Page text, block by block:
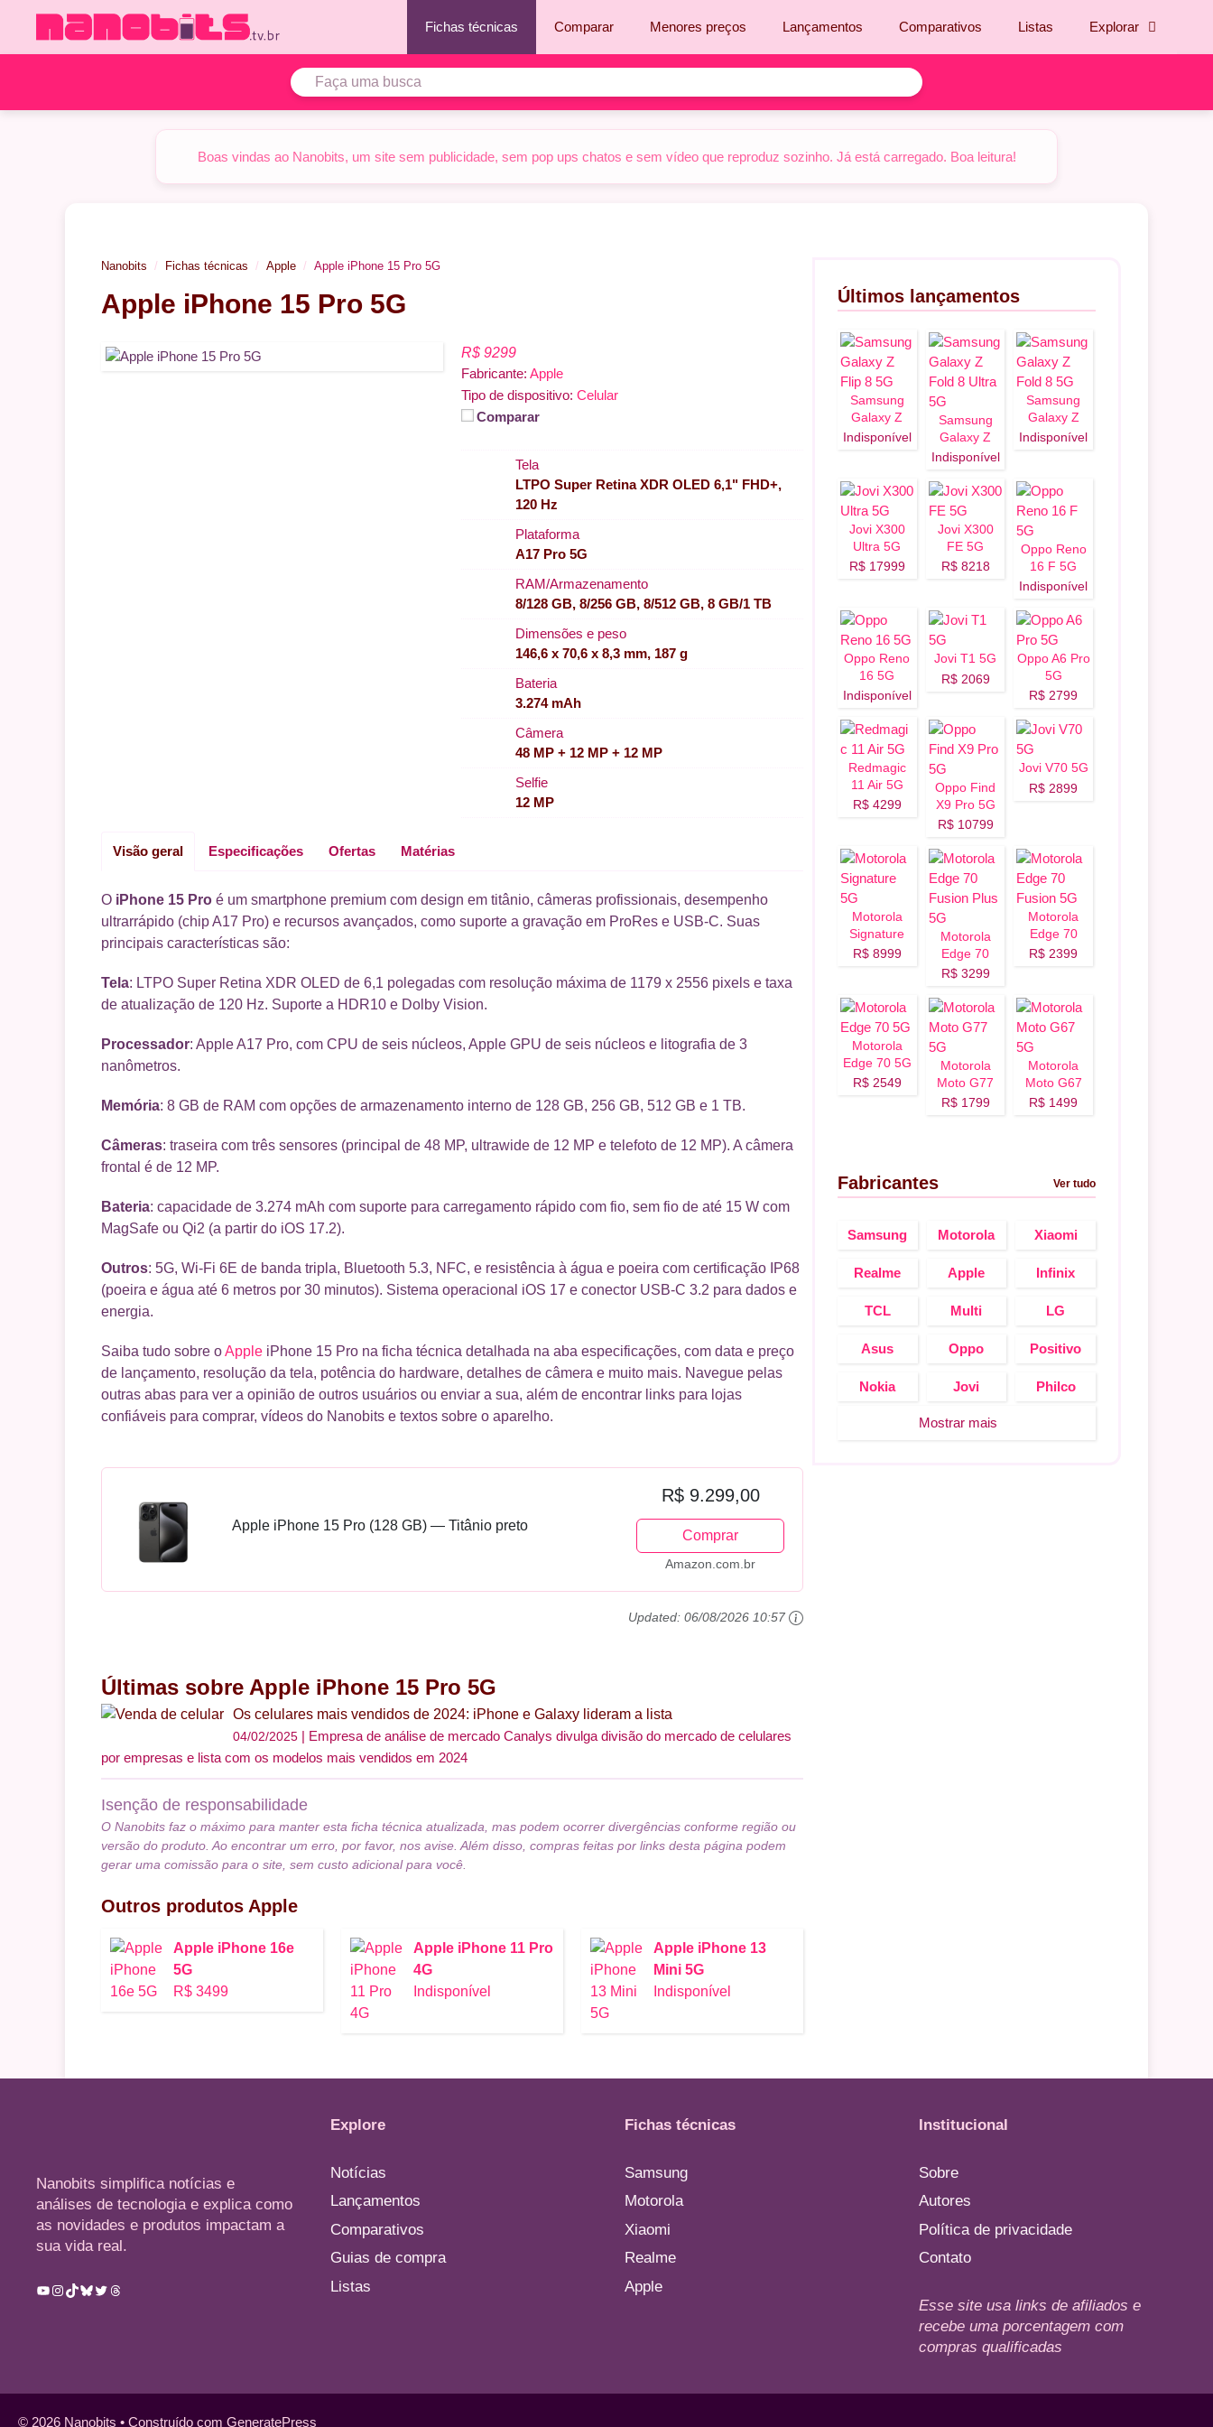
o
Fichas técnicas Comparar Menores preços Lançamentos Comparativos Listas Explorar
Boas vindas ao Nanobits, um site sem publicidade, sem pop ups chatos e sem vídeo que reproduz sozinho. Já está carregado. Boa leitura!
Nanobits Fichas técnicas Apple Apple iPhone 15 Pro 5G
Apple iPhone 15 Pro 5G
R$ 9299
Fabricante: Apple
Tipo de dispositivo: Celular
Comparar
Tela
LTPO Super Retina XDR OLED 6,1" FHD+,
120 Hz
Plataforma
A17 Pro 5G
RAM/Armazenamento
8/128 GB, 8/256 GB, 8/512 GB, 8 GB/1 TB
Dimensões e peso
146,6 x 70,6 x 8,3 mm, 187 g
Bateria
3.274 mAh
Câmera
48 MP + 12 MP + 12 MP
Selfie
12 MP
Visão geral Especificações Ofertas Matérias
O iPhone 15 Pro é um smartphone premium com design em titânio, câmeras profissionais, desempenho
ultrarrápido (chip A17 Pro) e recursos avançados, como suporte a gravação em ProRes e USB-C. Suas
principais características são:
Tela: LTPO Super Retina XDR OLED de 6,1 polegadas com resolução máxima de 1179 x 2556 pixels e taxa
de atualização de 120 Hz. Suporte a HDR10 e Dolby Vision.
Processador: Apple A17 Pro, com CPU de seis núcleos, Apple GPU de seis núcleos e litografia de 3
nanômetros.
Memória: 8 GB de RAM com opções de armazenamento interno de 128 GB, 256 GB, 512 GB e 1 TB.
Câmeras: traseira com três sensores (principal de 48 MP, ultrawide de 12 MP e telefoto de 12 MP). A câmera
frontal é de 12 MP.
Bateria: capacidade de 3.274 mAh com suporte para carregamento rápido com fio, sem fio de até 15 W com
MagSafe ou Qi2 (a partir do iOS 17.2).
Outros: 5G, Wi-Fi 6E de banda tripla, Bluetooth 5.3, NFC, e resistência à água e poeira com certificação IP68
(poeira e água até 6 metros por 30 minutos). Sistema operacional iOS 17 e conector USB-C 3.2 para dados e
energia.
Saiba tudo sobre oApple iPhone 15 Pro na ficha técnica detalhada na aba especificações, com data e preço
de lançamento, resolução da tela, potência do hardware, detalhes de câmera e muito mais. Navegue pelas
outras abas para ver a opinião de outros usuários ou enviar a sua, além de encontrar links para lojas
confiáveis para comprar, vídeos do Nanobits e textos sobre o aparelho.
Apple iPhone 15 Pro (128 GB) — Titânio preto
R$ 9.299,00
Comprar
Amazon.com.br
Updated: 06/08/2026 10:57
Últimas sobre Apple iPhone 15 Pro 5G
Os celulares mais vendidos de 2024: iPhone e Galaxy lideram a lista
04/02/2025
Empresa de análise de mercado Canalys divulga divisão do mercado de celulares
por empresas e lista com os modelos mais vendidos em 2024
Isenção de responsabilidade
O Nanobits faz o máximo para manter esta ficha técnica atualizada, mas podem ocorrer divergências conforme região ou
versão do produto. Ao encontrar um erro, por favor, nos avise. Além disso, compras feitas por links desta página podem
gerar uma comissão para o site, sem custo adicional para você.
Outros produtos Apple
Apple iPhone 16e
5G
R$ 3499
Apple iPhone 11 Pro
4G
Indisponível
Apple iPhone 13
Mini 5G
Indisponível
Últimos lançamentos
Samsung
Galaxy Z
Flip 8 5G
Indisponível
Samsung
Galaxy Z
Fold 8 Ultra
Indisponível
Samsung
Galaxy Z
Fold 8 5G
Indisponível
Jovi X300
Ultra 5G
R$ 17999
Jovi X300
FE 5G
R$ 8218
Oppo Reno
16 F 5G
Indisponível
Oppo Reno
16 5G
Indisponível
Jovi T1 5G
R$ 2069
Oppo A6 Pro
5G
R$ 2799
Redmagic
11 Air 5G
R$ 4299
Oppo Find
X9 Pro 5G
R$ 10799
Jovi V70 5G
R$ 2899
Motorola
Signature
5G
R$ 8999
Motorola
Edge 70
Fusion Plus
R$ 3299
Motorola
Edge 70
Fusion 5G
R$ 2399
Motorola
Edge 70 5G
R$ 2549
Motorola
Moto G77
5G
R$ 1799
Motorola
Moto G67
5G
R$ 1499
Fabricantes Ver tudo
Samsung Motorola Xiaomi
Realme Apple Infinix
TCL Multi LG
Asus Oppo Positivo
Nokia Jovi Philco
Mostrar mais
Nanobits simplifica notícias e
análises de tecnologia e explica como
as novidades e produtos impactam a
sua vida real.
Youtube
Instagram
TikTok
Bluesky
TwitterThreads
Explore
Notícias
Lançamentos
Comparativos
Guias de compra
Listas
Fichas técnicas
Samsung
Motorola
Xiaomi
Realme
Apple
Institucional
Sobre
Autores
Política de privacidade
Contato
Esse site usa links de afiliados e
recebe uma porcentagem com
compras qualificadas
© 2026 Nanobits • Construído com GeneratePress